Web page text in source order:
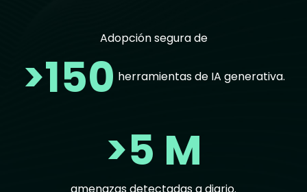
Adopción segura de
>150 herramientas de IA generativa.
>5 M
amenazas detectadas a diario.